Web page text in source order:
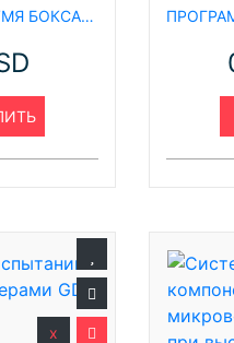
КАМЕРА С ДВУМЯ БОКСАМИ ДЛЯ УДАРНЫХ ИСПЫТАНИЙ СЕРИИ GD
x